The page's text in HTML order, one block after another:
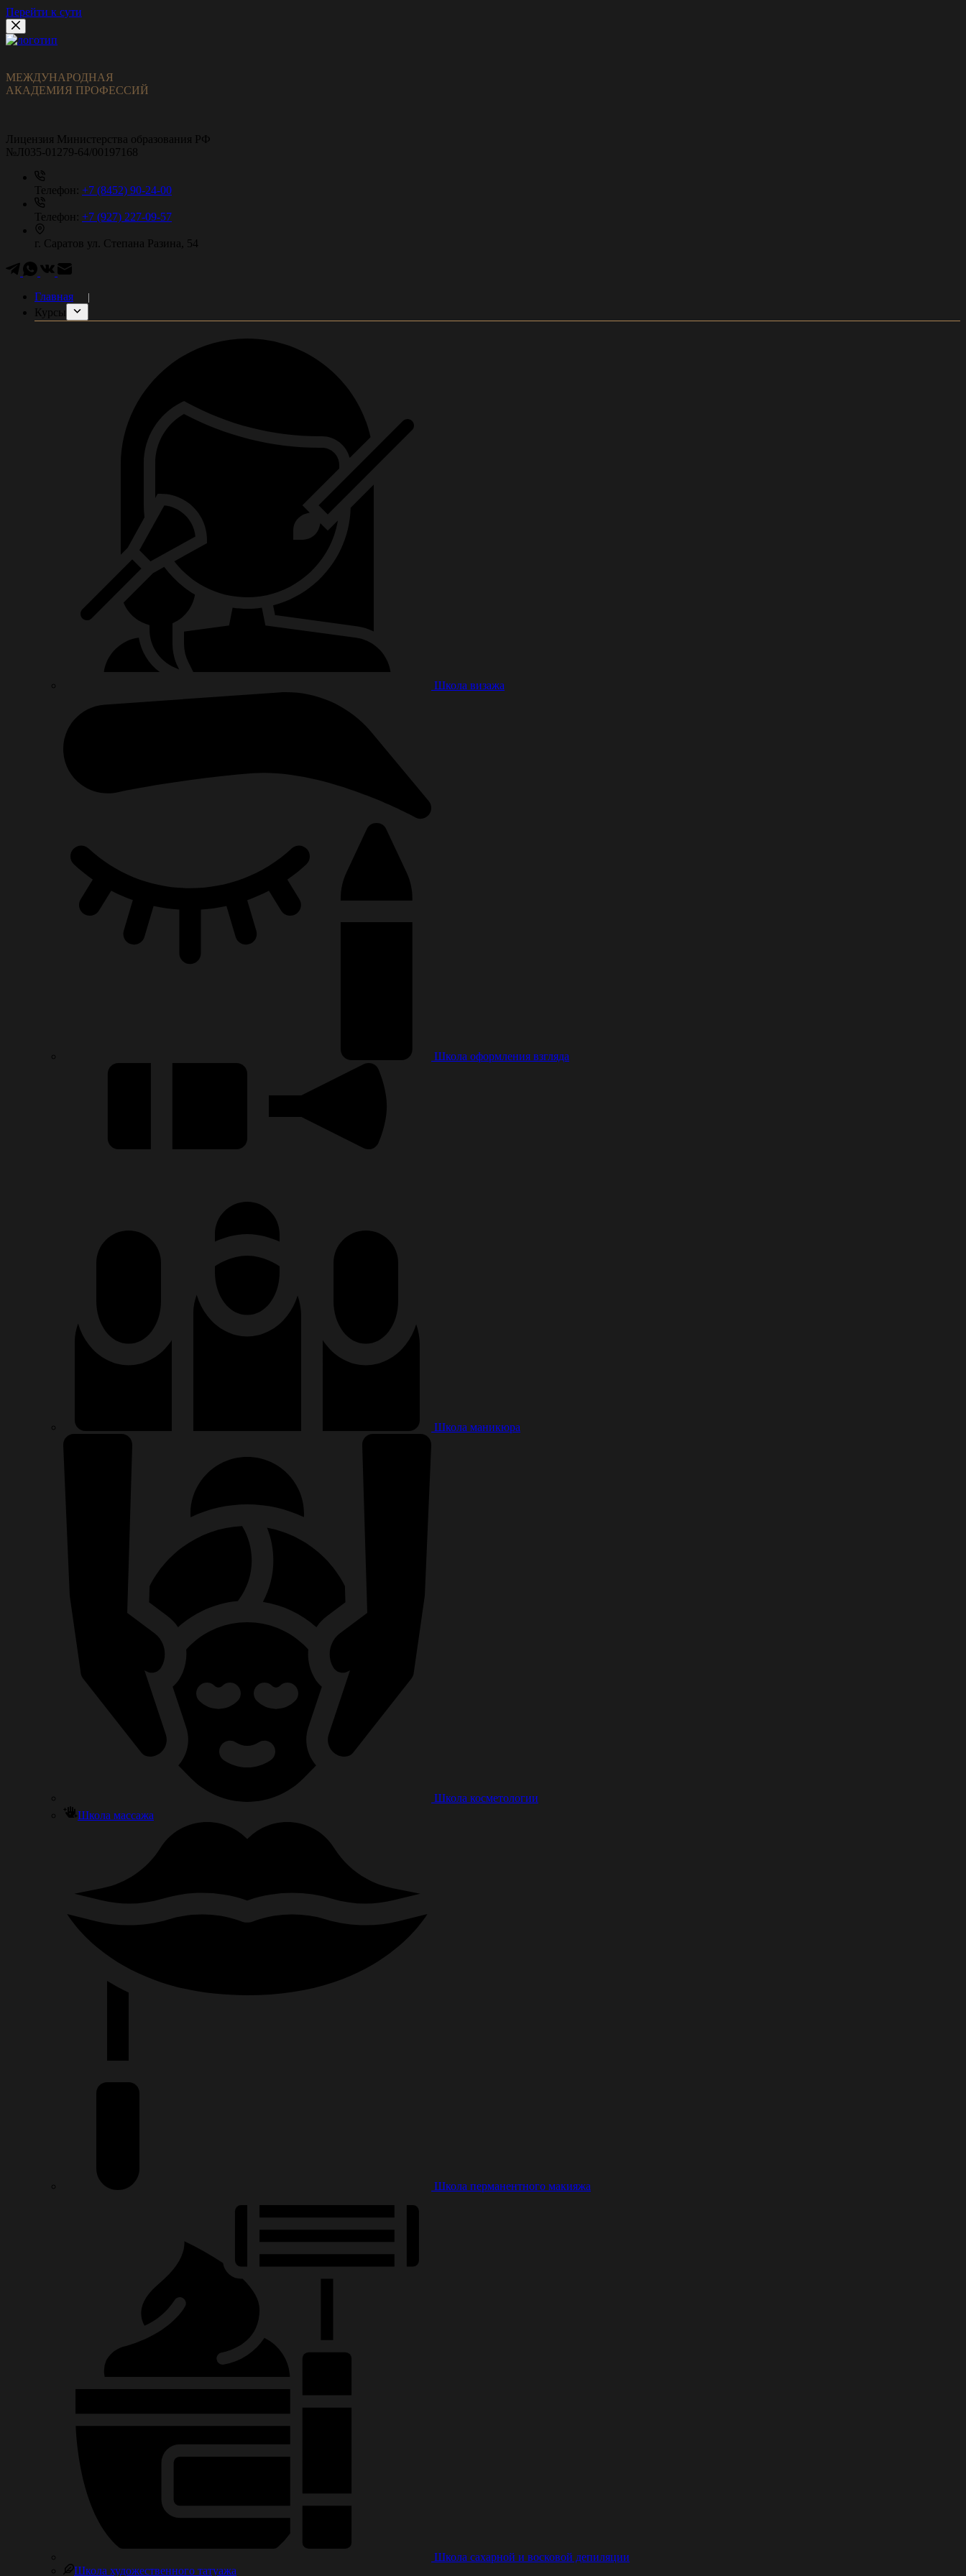
Перейти к сути
МЕЖДУНАРОДНАЯ
АКАДЕМИЯ ПРОФЕССИЙ
Лицензия Министерства образования РФ
№Л035-01279-64/00197168
Телефон: +7 (8452) 90-24-00
Телефон: +7 (927) 227-09-57
г. Саратов ул. Степана Разина, 54
Главная
Курсы
Школа визажа
Школа оформления взгляда
Школа маникюра
Школа косметологии
Школа массажа
Школа перманентного макияжа
Школа сахарной и восковой депиляции
Школа художественного татуажа